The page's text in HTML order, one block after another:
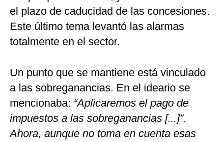
el plazo de caducidad de las concesiones.
Este último tema levantó las alarmas
totalmente en el sector.
Un punto que se mantiene está vinculado
a las sobreganancias. En el ideario se
mencionaba: “Aplicaremos el pago de
impuestos a las sobreganancias [...]”.
Ahora, aunque no toma en cuenta esas